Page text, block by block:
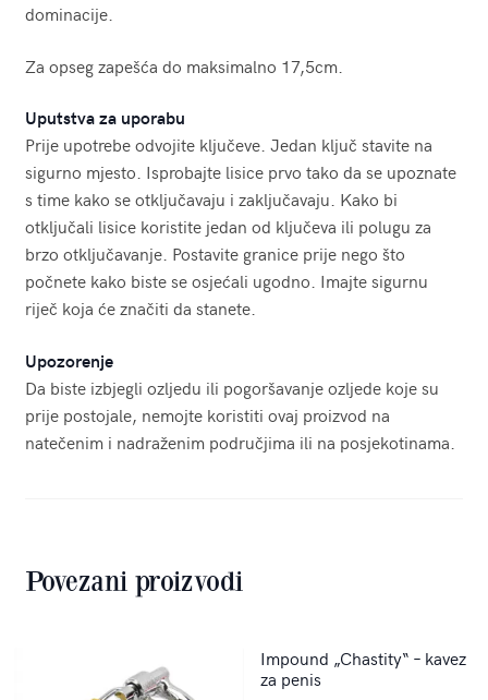
dominacije.
Za opseg zapešća do maksimalno 17,5cm.
Uputstva za uporabu
Prije upotrebe odvojite ključeve. Jedan ključ stavite na
sigurno mjesto. Isprobajte lisice prvo tako da se upoznate
s time kako se otključavaju i zaključavaju. Kako bi
otključali lisice koristite jedan od ključeva ili polugu za
brzo otključavanje. Postavite granice prije nego što
počnete kako biste se osjećali ugodno. Imajte sigurnu
riječ koja će značiti da stanete.
Upozorenje
Da biste izbjegli ozljedu ili pogoršavanje ozljede koje su
prije postojale, nemojte koristiti ovaj proizvod na
natečenim i nadraženim područjima ili na posjekotinama.
Povezani proizvodi
Impound „Chastity“ – kavez
za penis